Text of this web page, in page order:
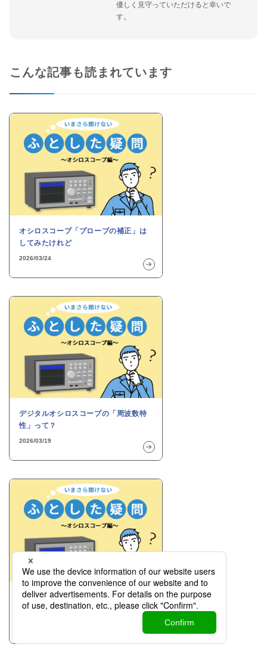
優しく⾒守っていただけると幸いで
す。
こんな記事も読まれています
オシロスコープ「プローブの補正」は
してみたけれど
2026/03/24
デジタルオシロスコープの「周波数特
性」って？
2026/03/19
何も測っていないのに波形が見える？
～ノイズの影響～